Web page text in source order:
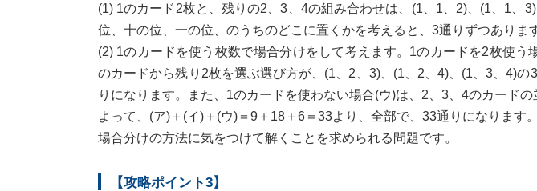
(1) 1のカード2枚と、残りの2、3、4の組み合わせは、(1、1、2)、(1、1
位、十の位、一の位、のうちのどこに置くかを考えると、3通りずつありま
(2) 1のカードを使う枚数で場合分けをして考えます。1のカードを2枚使
のカードから残り2枚を選ぶ選び方が、(1、2、3)、(1、2、4)、(1、3、4)
りになります。また、1のカードを使わない場合(ウ)は、2、3、4のカード
よって、(ア)＋(イ)＋(ウ)＝9＋18＋6＝33より、全部で、33通りになります。
場合分けの方法に気をつけて解くことを求められる問題です。
【攻略ポイント3】